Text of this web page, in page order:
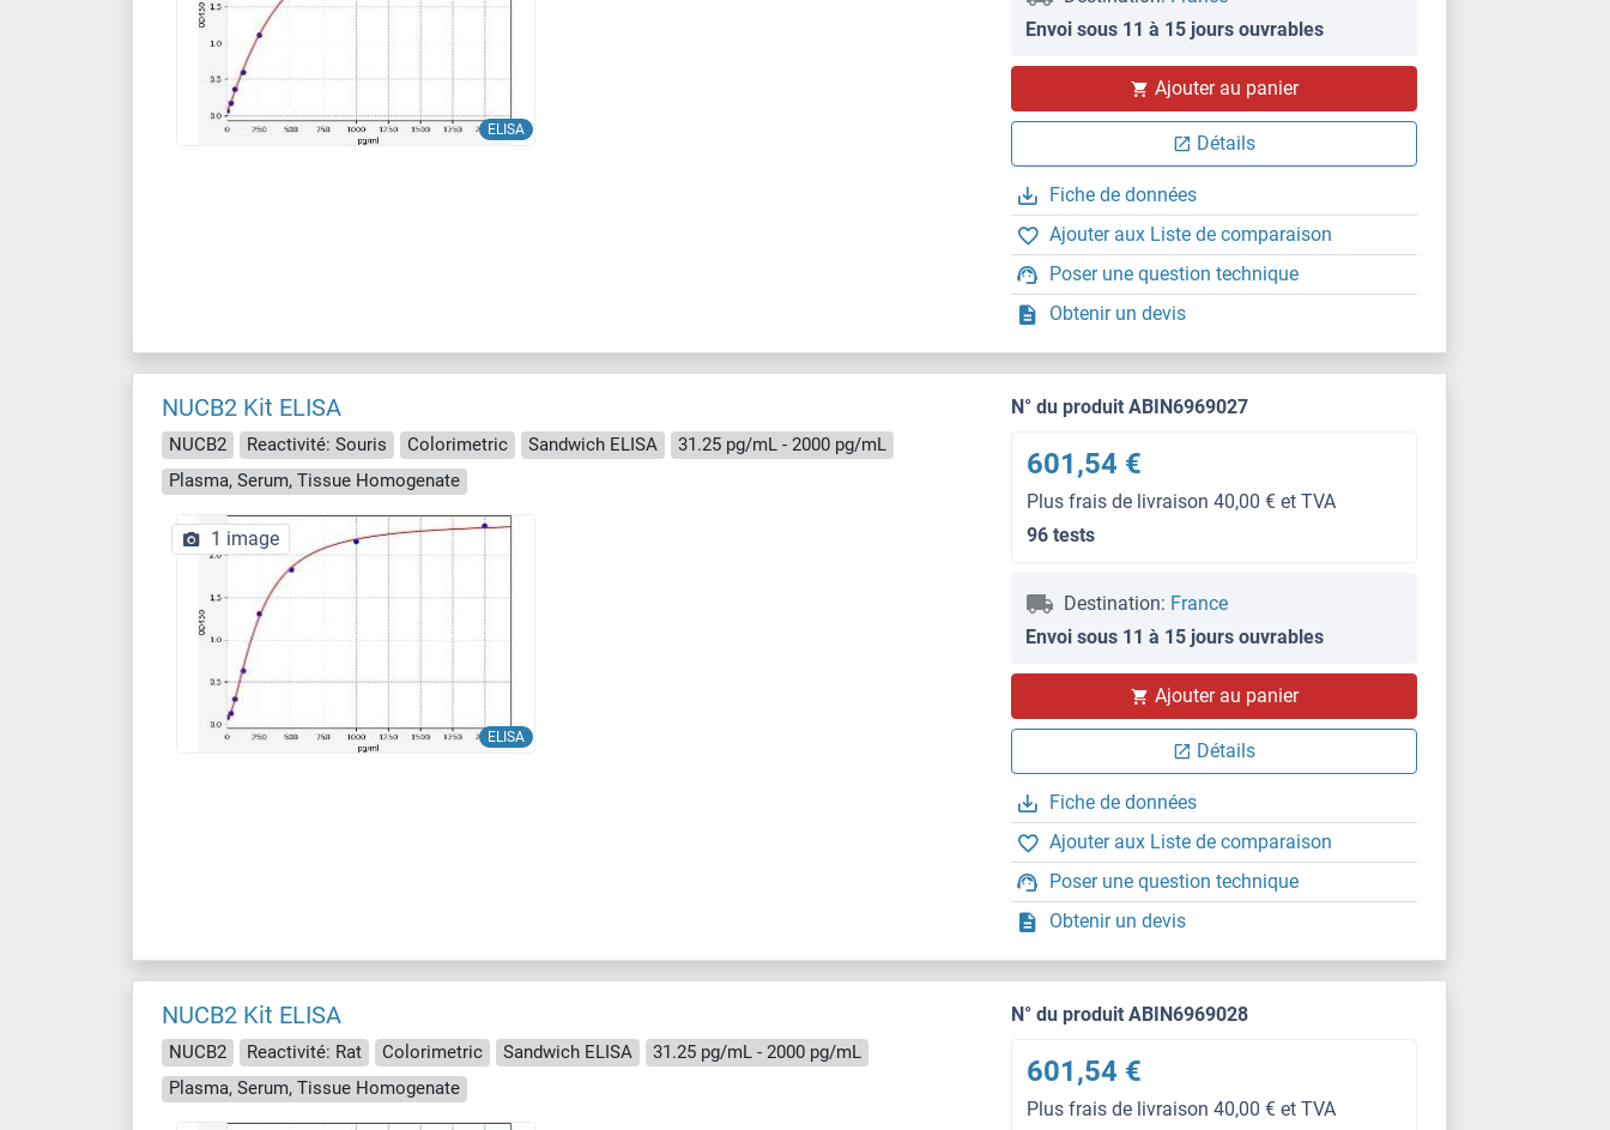
ELISA
Envoi sous 11 à 15 jours ouvrables
Ajouter au panier
Détails
Fiche de données
Ajouter aux Liste de comparaison
Poser une question technique
Obtenir un devis
NUCB2 Kit ELISA
NUCB2 Reactivité: Souris Colorimetric Sandwich ELISA
31.25 pg/mL - 2000 pg/mL
Plasma, Serum, Tissue Homogenate
ELISA
1 image
N° du produit ABIN6969027
601,54 €
Plus frais de livraison 40,00 € et TVA
96 tests
Destination: France
Envoi sous 11 à 15 jours ouvrables
Ajouter au panier
Détails
Fiche de données
Ajouter aux Liste de comparaison
Poser une question technique
Obtenir un devis
NUCB2 Kit ELISA
NUCB2 Reactivité: Rat Colorimetric Sandwich ELISA
31.25 pg/mL - 2000 pg/mL
Plasma, Serum, Tissue Homogenate
N° du produit ABIN6969028
601,54 €
Plus frais de livraison 40,00 € et TVA